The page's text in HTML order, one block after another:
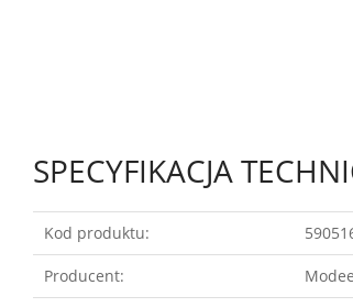
SPECYFIKACJA
Kod produktu:
Producent: Modee